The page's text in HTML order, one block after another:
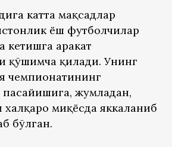
катта мақсадлар
ёш футболчилар
кетишга ҳаракат
қўшимча қилади. Унинг
чемпионатининг
жумладан,
миқёсда яккаланиб
бўлган.